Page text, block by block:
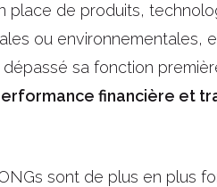
place de produits,
ou environnementales,
sa fonction
financière et
sont de plus en plus